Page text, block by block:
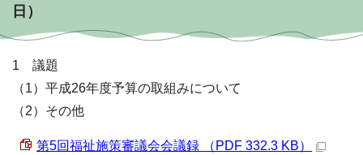
日）
1 議題
（1）平成26年度予算の取組みについて
（2）その他
第5回福祉施策審議会会議録 （PDF 332.3 KB）